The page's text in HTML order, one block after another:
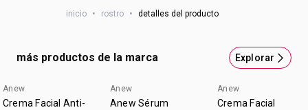
de la piel. Beneficios en 7 días: suaviza la piel, hidrata
brinda una apariencia más firme y luminosidad, ayuda a
fortalecer la piel.
inicio • rostro • detalles del producto
más productos de la marca Explorar
Anew
Crema Facial Anti-
Anew
Anew Sérum
Anew
Crema Facial